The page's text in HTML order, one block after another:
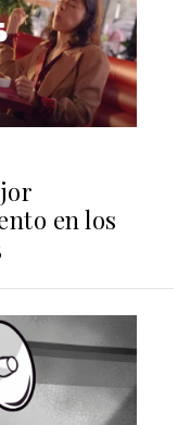
en los